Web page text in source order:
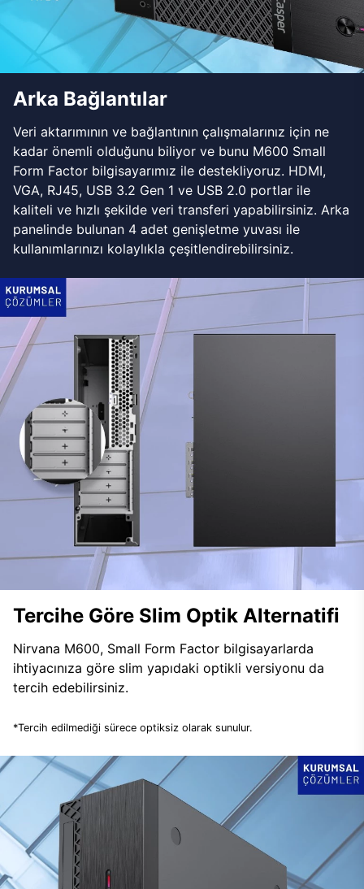
Arka Bağlantılar
Veri aktarımının ve bağlantının çalışmalarınız için ne
kadar önemli olduğunu biliyor ve bunu M600 Small
Form Factor bilgisayarımız ile destekliyoruz. HDMI,
VGA, RJ45, USB 3.2 Gen 1 ve USB 2.0 portlar ile
kaliteli ve hızlı şekilde veri transferi yapabilirsiniz. Arka
panelinde bulunan 4 adet genişletme yuvası ile
kullanımlarınızı kolaylıkla çeşitlendirebilirsiniz.
Tercihe Göre Slim Optik Alternatifi
Nirvana M600, Small Form Factor bilgisayarlarda
ihtiyacınıza göre slim yapıdaki optikli versiyonu da
tercih edebilirsiniz.
*Tercih edilmediği sürece optiksiz olarak sunulur.